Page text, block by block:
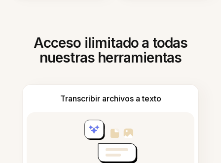
Acceso ilimitado a todas
nuestras herramientas
Transcribir archivos a texto